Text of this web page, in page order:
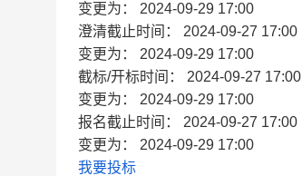
变更为：
2024-09-29 17:00
澄清截止时间：
2024-09-27 17:00
变更为：
2024-09-29 17:00
截标/开标时间：
2024-09-27 17:00
变更为：
2024-09-29 17:00
报名截止时间：
2024-09-27 17:00
变更为：
2024-09-29 17:00
我要投标